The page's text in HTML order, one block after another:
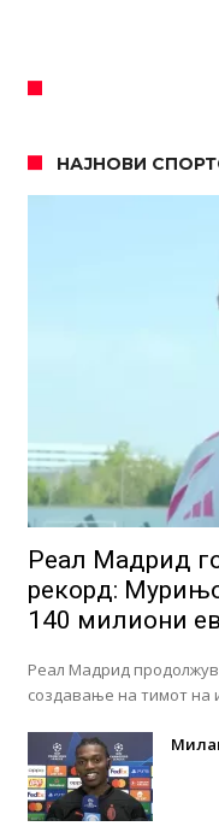
НАЈНОВИ
Реал Мадрид
рекорд:
140 милиони
Реал Мадрид
создавање на тимот на